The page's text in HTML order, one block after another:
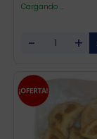
Cargando ...
- +